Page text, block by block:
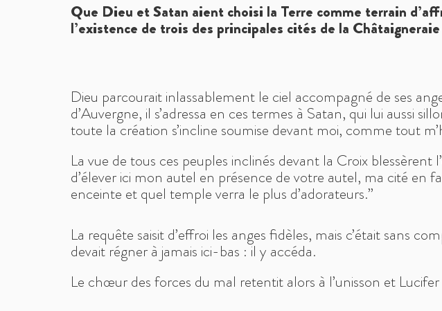
Que Dieu et Satan aient choisi la Terre comme terrain
l’existence de trois des principales cités de la
Dieu parcourait inlassablement le ciel accompagné de ses
d’Auvergne, il s’adressa en ces termes à Satan, qui lui aussi
toute la création s’incline soumise devant moi, comme tout
La vue de tous ces peuples inclinés devant la Croix
d’élever ici mon autel en présence de votre autel, ma cité en
enceinte et quel temple verra le plus d’adorateurs.”
La requête saisit d’effroi les anges fidèles, mais c’était sans
devait régner à jamais ici-bas : il y accéda.
Le chœur des forces du mal retentit alors à l’unisson et